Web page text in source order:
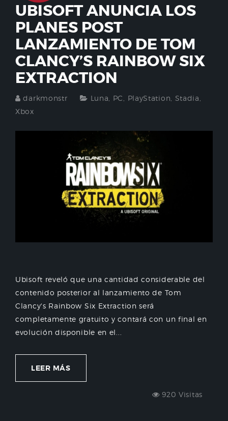
UBISOFT ANUNCIA LOS
PLANES POST
LANZAMIENTO DE TOM
CLANCY’S RAINBOW SIX
EXTRACTION
darkmonstr Luna PC PlayStation Stadia
Xbox
Ubisoft reveló que una cantidad considerable del
contenido posterior al lanzamiento de Tom
Clancy's Rainbow Six Extraction será
completamente gratuito y contará con un final en
evolución disponible en el...
LEER MÁS
920 Visitas